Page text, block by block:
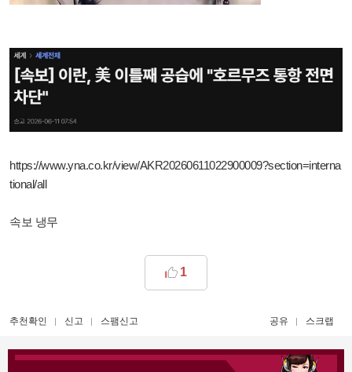
https://www.yna.co.kr/view/AKR20260611022900009?section=interna
tional/all
속보 냉무
1
추천확인 신고 스팸신고 공유 스크랩